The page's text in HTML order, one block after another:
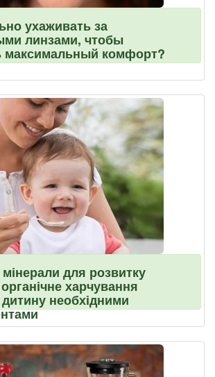
ухаживать за
линзами, чтобы
максимальный комфорт?
мінерали для розвитку
харчування
необхідними